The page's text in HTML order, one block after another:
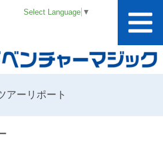
Select Language ▼
アーリポート